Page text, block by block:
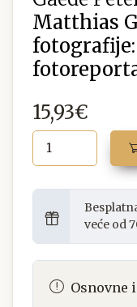
Matthias
15,93€
veće od
Osnovne